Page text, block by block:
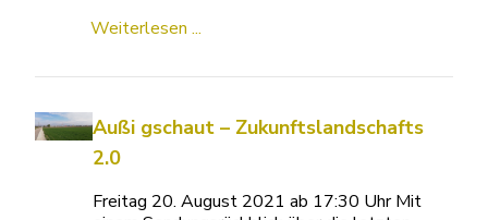
Weiterlesen ...
Außi gschaut – Zukunftslandschafts
2.0
Freitag 20. August 2021 ab 17:30 Uhr Mit